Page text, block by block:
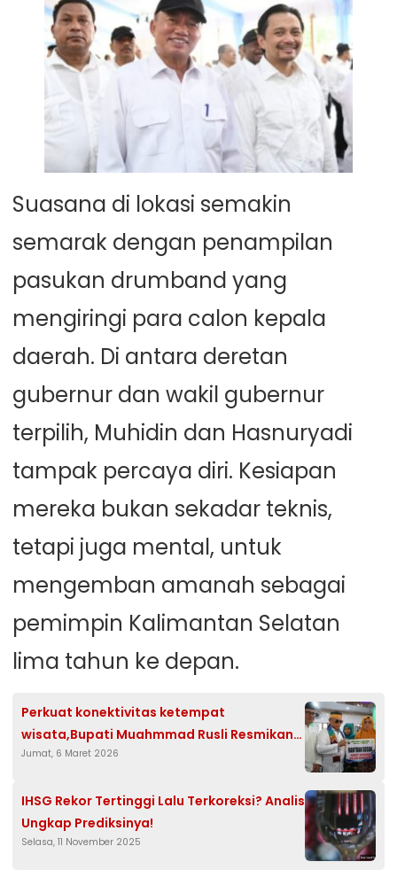
Suasana di lokasi semakin
semarak dengan penampilan
pasukan drumband yang
mengiringi para calon kepala
daerah. Di antara deretan
gubernur dan wakil gubernur
terpilih, Muhidin dan Hasnuryadi
tampak percaya diri. Kesiapan
mereka bukan sekadar teknis,
tetapi juga mental, untuk
mengemban amanah sebagai
pemimpin Kalimantan Selatan
lima tahun ke depan.
Perkuat konektivitas ketempat
wisata,Bupati Muahmmad Rusli Resmikan
Jalan Desa Teluk Tamiyang
Jumat, 6 Maret 2026
IHSG Rekor Tertinggi Lalu Terkoreksi? Analis
Ungkap Prediksinya!
Selasa, 11 November 2025